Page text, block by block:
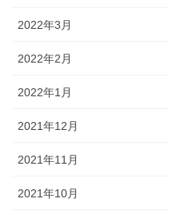
2022年3月
2022年2月
2022年1月
2021年12月
2021年11月
2021年10月